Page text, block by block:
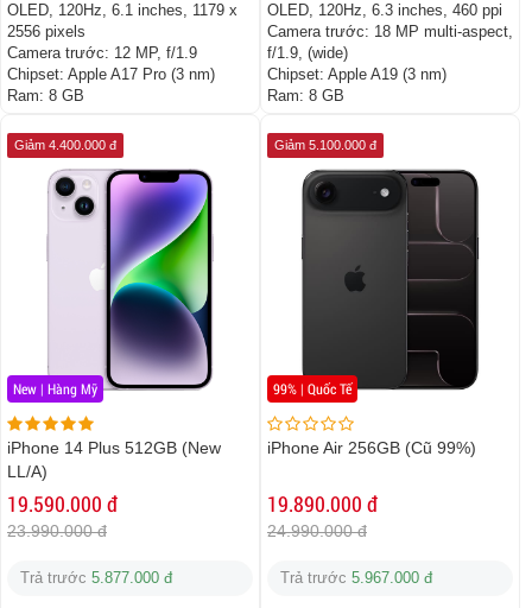
OLED, 120Hz, 6.1 inches, 1179 x
2556 pixels
Camera trước: 12 MP, f/1.9
Chipset: Apple A17 Pro (3 nm)
Ram: 8 GB
OLED, 120Hz, 6.3 inches, 460 ppi
Camera trước: 18 MP multi-aspect,
f/1.9, (wide)
Chipset: Apple A19 (3 nm)
Ram: 8 GB
New | Hàng Mỹ
Giảm 4.400.000 đ
iPhone 14 Plus 512GB (New
LL/A)
19.590.000 đ
23.990.000 đ
Trả trước 5.877.000 đ
99% | Quốc Tế
Giảm 5.100.000 đ
iPhone Air 256GB (Cũ 99%)
19.890.000 đ
24.990.000 đ
Trả trước 5.967.000 đ